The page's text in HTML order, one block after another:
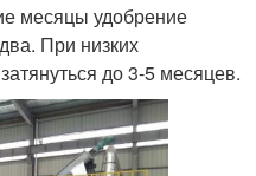
месяцы удобрение
При низких
до 3-5 месяцев.